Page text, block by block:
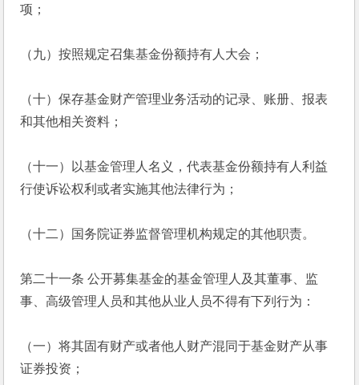
项；
（九）按照规定召集基金份额持有人大会；
（十）保存基金财产管理业务活动的记录、账册、报表
和其他相关资料；
（十一）以基金管理人名义，代表基金份额持有人利益
行使诉讼权利或者实施其他法律行为；
（十二）国务院证券监督管理机构规定的其他职责。
第二十一条 公开募集基金的基金管理人及其董事、监
事、高级管理人员和其他从业人员不得有下列行为：
（一）将其固有财产或者他人财产混同于基金财产从事
证券投资；